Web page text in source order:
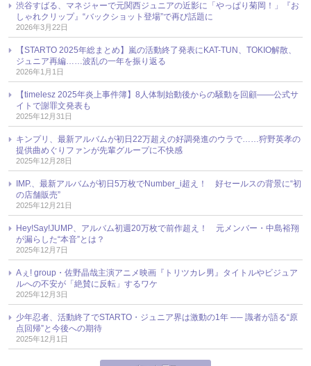
渋谷すばる、マネジャーで元関西ジュニアの近影に「やっぱり菊岡！」『お
しゃれクリップ』“バックショット登場”で再び話題に
2026年3月22日
【STARTO 2025年総まとめ】嵐の活動終了発表にKAT-TUN、TOKIO解散、
ジュニア再編……波乱の一年を振り返る
2026年1月1日
【timelesz 2025年炎上事件簿】8人体制始動後からの騒動を回顧――公式サ
イトで謝罪文発表も
2025年12月31日
キンプリ、最新アルバムが初日22万超えの好調発進のウラで……狩野英孝の
提供曲めぐりファンが先輩グループに不快感
2025年12月28日
IMP.、最新アルバムが初日5万枚でNumber_i超え！ 好セールスの背景に“初
の店舗販売”
2025年12月21日
Hey!Say!JUMP、アルバム初週20万枚で前作超え！ 元メンバー・中島裕翔
が漏らした“本音”とは？
2025年12月7日
Aぇ! group・佐野晶哉主演アニメ映画『トリツカレ男』タイトルやビジュア
ルへの不安が「絶賛に反転」するワケ
2025年12月3日
少年忍者、活動終了でSTARTO・ジュニア界は激動の1年 ── 識者が語る“原
点回帰”と今後への期待
2025年12月1日